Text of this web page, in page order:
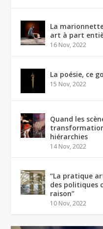
La
art à part
16 Nov, 2022
La poésie, ce
15 Nov, 2022
Quand les
hiérarchies
14 Nov, 2022
“La pratique
des politiques
raison”
10 Nov, 2022